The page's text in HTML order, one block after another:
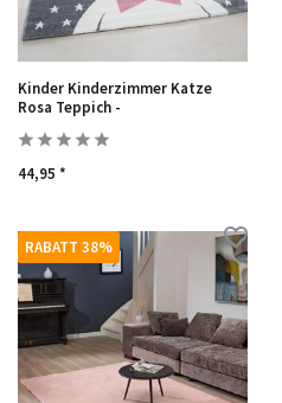
Kinder Kinderzimmer Katze
Rosa Teppich -
44,95 *
RABATT 38%